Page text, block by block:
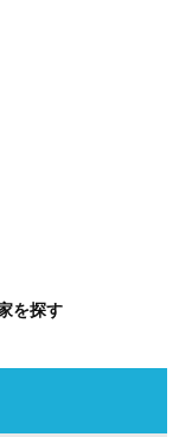
を探す